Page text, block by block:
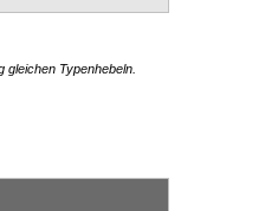
gleichen Typenhebeln.